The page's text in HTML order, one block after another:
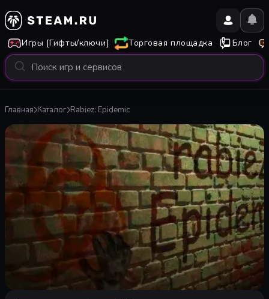
Игры [Гифты/ключи] Торговая площадка Блог
Главная Каталог Rabiez: Epidemic